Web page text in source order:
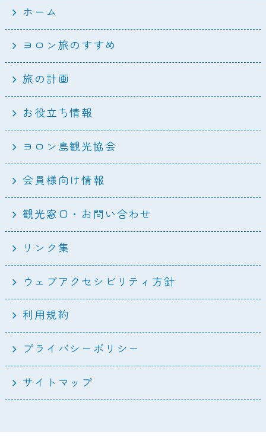
ホーム
ヨロン旅のすすめ
旅の計画
お役立ち情報
ヨロン島観光協会
会員様向け情報
観光窓口・お問い合わせ
リンク集
ウェブアクセシビリティ方針
利用規約
プライバシーポリシー
サイトマップ